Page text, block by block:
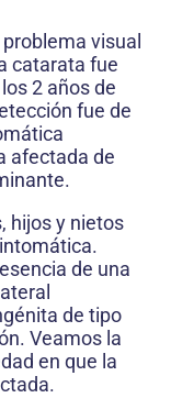
visual
catarata fue
2 años de
fue de
afectada de
hijos y nietos
de una
de tipo
Veamos la
en que la